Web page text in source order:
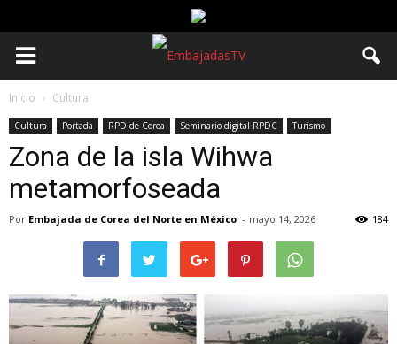
Inicio Cultura
Cultura Portada RPD de Corea Seminario digital RPDC Turismo
Zona de la isla Wihwa
metamorfoseada
Por Embajada de Corea del Norte en México - mayo 14, 2026 184